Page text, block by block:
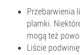
Przebarwienia
plamki.
mogą też
Liście